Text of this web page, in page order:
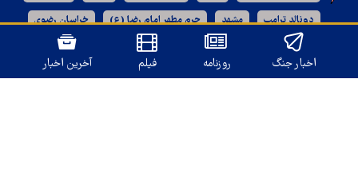
دونالد ترامپ مشهد حرم مطهر امام رضا (ع) خراسان رضوی
رژیم صهیونیستی
اخبار جنگ روزنامه فیلم آخرین اخبار